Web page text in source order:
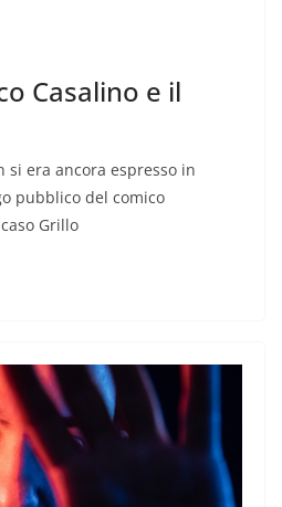
Casalino e il
si era ancora espresso in
pubblico del comico
Grillo